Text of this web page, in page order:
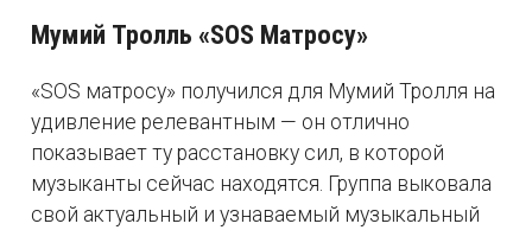
Мумий Тролль «SOS Матросу»
«SOS матросу» получился для Мумий Тролля на
удивление релевантным — он отлично
показывает ту расстановку сил, в которой
музыканты сейчас находятся. Группа выковала
свой актуальный и узнаваемый музыкальный